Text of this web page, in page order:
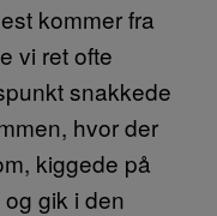
kommer fra
vi ret ofte
snakkede
hvor der
kiggede på
gik i den